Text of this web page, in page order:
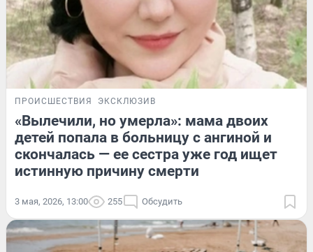
ПРОИСШЕСТВИЯ ЭКСКЛЮЗИВ
«Вылечили, но умерла»: мама двоих
детей попала в больницу с ангиной и
скончалась — ее сестра уже год ищет
истинную причину смерти
3 мая, 2026, 13:00 255 Обсудить